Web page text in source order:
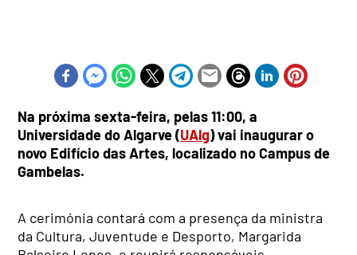
Na próxima sexta-feira, pelas 11:00, a
Universidade do Algarve (UAlg) vai inaugurar o
novo Edifício das Artes, localizado no Campus de
Gambelas.
A cerimónia contará com a presença da ministra
da Cultura, Juventude e Desporto, Margarida